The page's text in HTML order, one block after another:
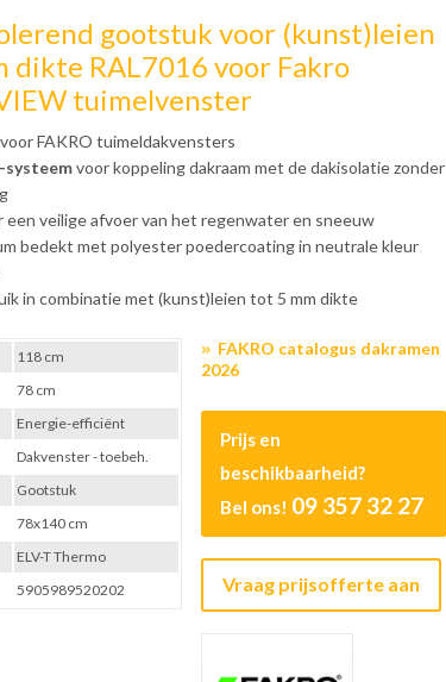
gootstuk voor (kunst)leien
dikte RAL7016 voor Fakro
tuimelvenster
FAKRO tuimeldakvensters
systeemvoor koppeling dakraam met de dakisolatie zonder
een veilige afvoer van het regenwater en sneeuw
bedekt met polyester poedercoating in neutrale kleur
in combinatie met (kunst)leien tot 5 mm dikte
FAKRO catalogus dakramen
2026
Prijs en
beschikbaarheid?
Bel ons! 09 357 32 27
Vraag prijsofferte aan
118 cm
78 cm
Energie-efficiënt
Dakvenster - toebeh.
Gootstuk
78x140 cm
ELV-T Thermo
5905989520202